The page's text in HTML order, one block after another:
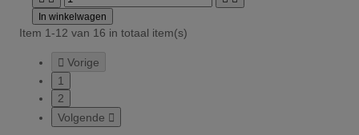
In winkelwagen
Item 1-12 van 16 in totaal item(s)
 Vorige
1
2
Volgende 